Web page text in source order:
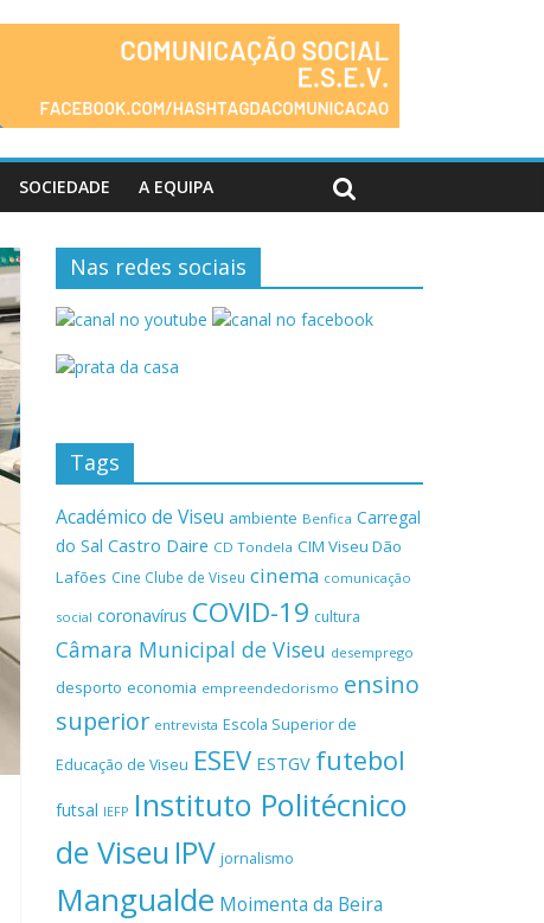
SOCIEDADE A EQUIPA
Nas redes sociais
Tags
Académico de Viseu ambiente Benfica Carregal
do Sal Castro Daire CD Tondela CIM Viseu Dão
Lafões Cine Clube de Viseu cinema comunicação
social coronavírus COVID-19 cultura
Câmara Municipal de Viseu desemprego
desporto economia empreendedorismo ensino
superior entrevista Escola Superior de
Educação de Viseu ESEV ESTGV futebol
futsal IEFP Instituto Politécnico
de Viseu IPV jornalismo
Mangualde Moimenta da Beira